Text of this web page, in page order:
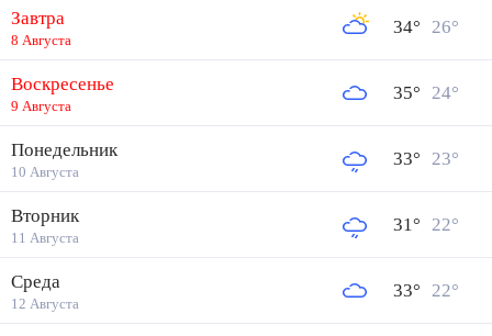
Завтра
8 Августа
34° 26°
Воскресенье
9 Августа
35° 24°
Понедельник
10 Августа
33° 23°
Вторник
11 Августа
31° 22°
Среда
12 Августа
33° 22°